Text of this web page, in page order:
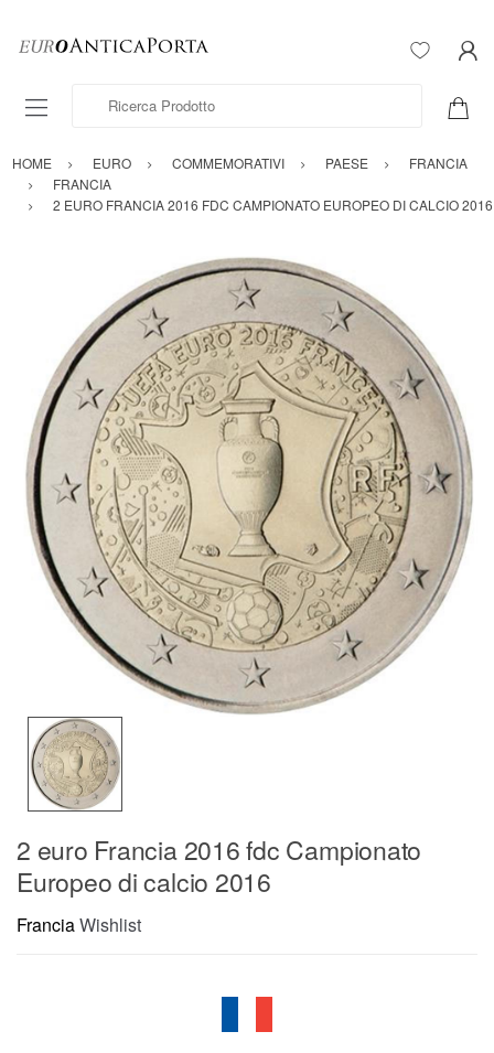
Ricerca Prodotto
HOME EURO COMMEMORATIVI PAESE
FRANCIA
FRANCIA
2 EURO FRANCIA 2016 FDC CAMPIONATO EUROPEO DI CALCIO 2016
2 euro Francia 2016 fdc Campionato
Europeo di calcio 2016
FranciaWishlist